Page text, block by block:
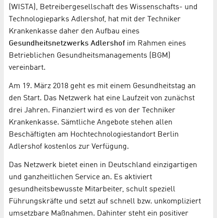
(WISTA), Betreibergesellschaft des Wissenschafts- und
Technologieparks Adlershof, hat mit der Techniker
Krankenkasse daher den Aufbau eines
Gesundheitsnetzwerks Adlershof im Rahmen eines
Betrieblichen Gesundheitsmanagements (BGM)
vereinbart.
Am 19. März 2018 geht es mit einem Gesundheitstag an
den Start. Das Netzwerk hat eine Laufzeit von zunächst
drei Jahren. Finanziert wird es von der Techniker
Krankenkasse. Sämtliche Angebote stehen allen
Beschäftigten am Hochtechnologiestandort Berlin
Adlershof kostenlos zur Verfügung.
Das Netzwerk bietet einen in Deutschland einzigartigen
und ganzheitlichen Service an. Es aktiviert
gesundheitsbewusste Mitarbeiter, schult speziell
Führungskräfte und setzt auf schnell bzw. unkompliziert
umsetzbare Maßnahmen. Dahinter steht ein positiver